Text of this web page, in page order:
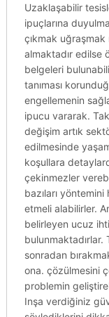
Uzaklaşabilir
ipuçlarına
çıkmak uğraşmak
almaktadır edilse
belgeleri
tanıması
engellemenin
ipucu vararak.
değişim artık
edilmesinde
koşullara
çekinmezler
bazıları
etmeli alabilirler.
belirleyen ucuz
bulunmaktadırlar.
sonradan
ona. çözülmesini
problemin
Inşa verdiğiniz